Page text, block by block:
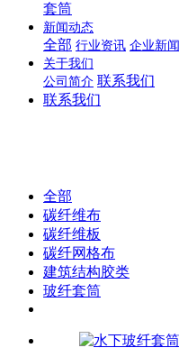
套筒
新闻动态
全部 行业资讯 企业新闻
关于我们
公司简介 联系我们
联系我们
全部
碳纤维布
碳纤维板
碳纤网格布
建筑结构胶类
玻纤套筒